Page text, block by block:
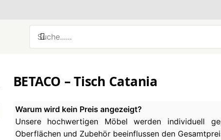
BETACO – Tisch Catania
Warum wird kein Preis angezeigt?
Unsere hochwertigen Möbel werden individuell
Oberflächen und Zubehör beeinflussen den